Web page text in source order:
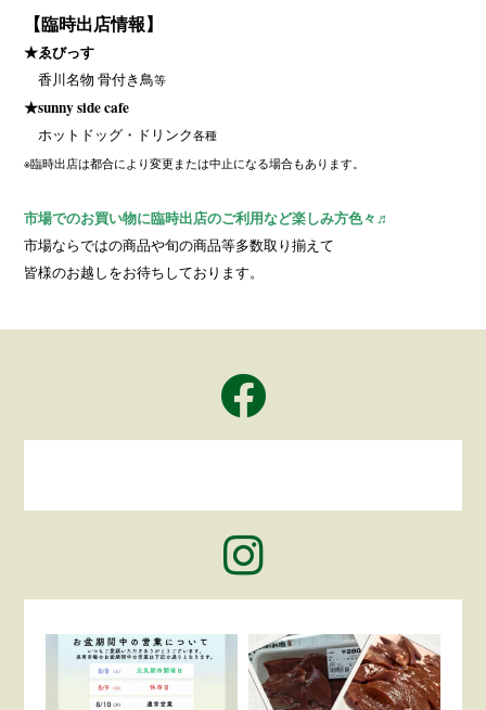
【臨時出店情報】
★ゑびっす
香川名物 骨付き鳥等
★sunny side cafe
ホットドッグ・ドリンク各種
※臨時出店は都合により変更または中止になる場合もあります。
市場でのお買い物に臨時出店のご利用など楽しみ方色々♬
市場ならではの商品や旬の商品等多数取り揃えて
皆様のお越しをお待ちしております。